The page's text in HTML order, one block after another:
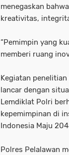
menegaskan
kreativitas,
“Pemimpin yang
memberi ruang
Kegiatan
lancar dengan
Lemdiklat Polri
kepemimpinan di
Indonesia Maju
Polres Pelalawan